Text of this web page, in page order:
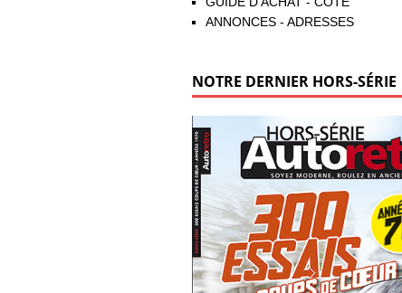
ANNONCES - ADRESSES
NOTRE DERNIER HORS-SÉRIE